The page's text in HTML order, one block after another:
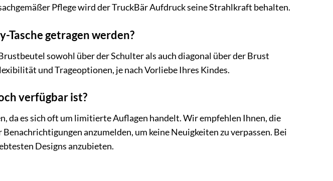
Pflege wird der TruckBär Aufdruck seine Strahlkraft behalten.
Tasche getragen werden?
sowohl über der Schulter als auch diagonal über der Brust
und Trageoptionen, je nach Vorliebe Ihres Kindes.
verfügbar ist?
da es sich oft um limitierte Auflagen handelt. Wir empfehlen Ihnen, die
anzumelden, um keine Neuigkeiten zu verpassen. Bei
Designs anzubieten.